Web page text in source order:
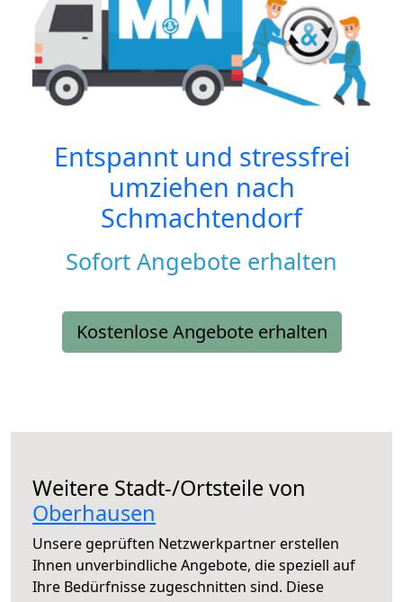
Entspannt und stressfrei
umziehen nach
Schmachtendorf
Sofort Angebote erhalten
Kostenlose Angebote erhalten
Weitere Stadt-/Ortsteile von
Oberhausen
Unsere geprüften Netzwerkpartner erstellen
Ihnen unverbindliche Angebote, die speziell auf
Ihre Bedürfnisse zugeschnitten sind. Diese